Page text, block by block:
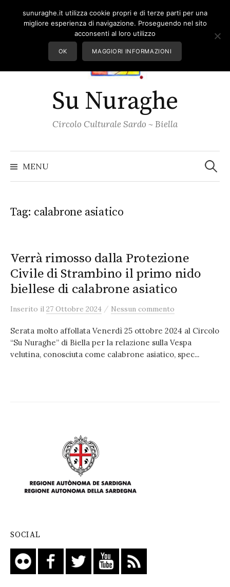
Su Nuraghe
Circolo Culturale Sardo ~ Biella
MENU per:
Tag: calabrone asiatico
Verrà rimosso dalla Protezione
Civile di Strambino il primo nido
biellese di calabrone asiatico
Inserito il 27 Ottobre 2024 / Nessun commento
Serata molto affollata Venerdì 25 ottobre 2024 al Circolo
“Su Nuraghe” di Biella per la relazione sulla Vespa
velutina, conosciuta come calabrone asiatico, spec...
SOCIAL
sunuraghe.it utilizza cookie propri e di terze parti per una
migliore esperienza di navigazione. Proseguendo nel sito
acconsenti al loro utilizzo
OK MAGGIORI INFORMAZIONI